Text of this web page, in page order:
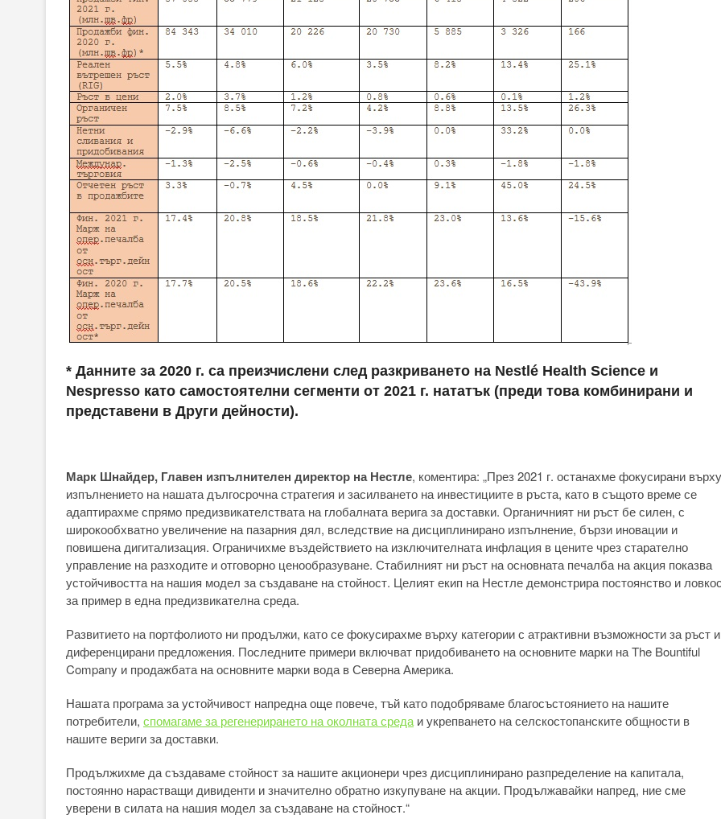
* Данните за 2020 г. са преизчислени след разкриването на Nestlé Health Science и
Nespresso като самостоятелни сегменти от 2021 г. нататък (преди това комбинирани и
представени в Други дейности).
Марк Шнайдер, Главен изпълнителен директор на Нестле, коментира: „През 2021 г. останахме фокусирани върху
изпълнението на нашата дългосрочна стратегия и засилването на инвестициите в ръста, като в същото време се
адаптирахме спрямо предизвикателствата на глобалната верига за доставки. Органичният ни ръст бе силен, с
широкообхватно увеличение на пазарния дял, вследствие на дисциплинирано изпълнение, бързи иновации и
повишена дигитализация. Ограничихме въздействието на изключителната инфлация в цените чрез старателно
управление на разходите и отговорно ценообразуване. Стабилният ни ръст на основната печалба на акция показва
устойчивостта на нашия модел за създаване на стойност. Целият екип на Нестле демонстрира постоянство и
за пример в една предизвикателна среда.
Развитието на портфолиото ни продължи, като се фокусирахме върху категории с атрактивни възможности за ръст и
диференцирани предложения. Последните примери включват придобиването на основните марки на The Bountiful
Company и продажбата на основните марки вода в Северна Америка.
Нашата програма за устойчивост напредна още повече, тъй като подобряваме благосъстоянието на нашите
потребители, спомагаме за регенерирането на околната среда и укрепването на селскостопанските общности в
нашите вериги за доставки.
Продължихме да създаваме стойност за нашите акционери чрез дисциплинирано разпределение на капитала,
постоянно нарастващи дивиденти и значително обратно изкупуване на акции. Продължавайки напред, ние сме
уверени в силата на нашия модел за създаване на стойност.“